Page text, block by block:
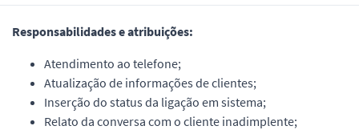
Responsabilidades e atribuições:
Atendimento ao telefone;
Atualização de informações de clientes;
Inserção do status da ligação em sistema;
Relato da conversa com o cliente inadimplente;